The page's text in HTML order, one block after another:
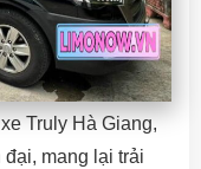
Truly Hà Giang,
mang lại trải